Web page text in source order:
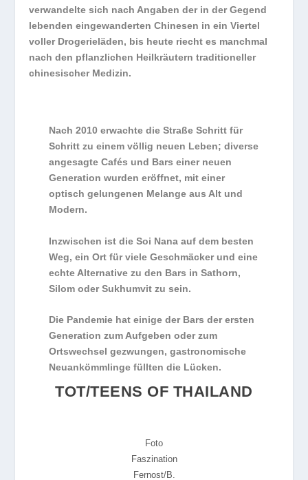
verwandelte sich nach Angaben der in der Gegend
lebenden eingewanderten Chinesen in ein Viertel
voller Drogerieläden, bis heute riecht es manchmal
nach den pflanzlichen Heilkräutern traditioneller
chinesischer Medizin.
Nach 2010 erwachte die Straße Schritt für
Schritt zu einem völlig neuen Leben; diverse
angesagte Cafés und Bars einer neuen
Generation wurden eröffnet, mit einer
optisch gelungenen Melange aus Alt und
Modern.
Inzwischen ist die Soi Nana auf dem besten
Weg, ein Ort für viele Geschmäcker und eine
echte Alternative zu den Bars in Sathorn,
Silom oder Sukhumvit zu sein.
Die Pandemie hat einige der Bars der ersten
Generation zum Aufgeben oder zum
Ortswechsel gezwungen, gastronomische
Neuankömmlinge füllten die Lücken.
TOT/TEENS OF THAILAND
Foto
Faszination
Fernost/B.